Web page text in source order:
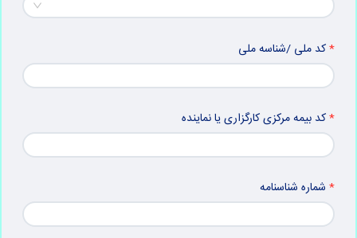
کد ملی /شناسه ملی
کد بیمه مرکزی کارگزاری یا نماینده
شماره شناسنامه